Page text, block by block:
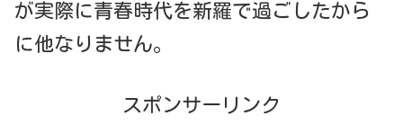
が実際に青春時代を新羅で過ごしたから
に他なりません。
スポンサーリンク